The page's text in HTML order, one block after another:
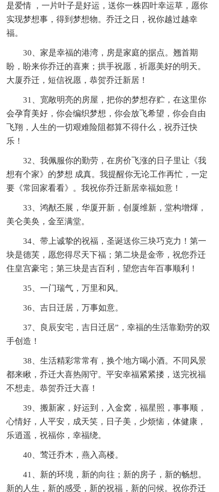
是爱情 ，一片叶子是好运，送你一株四叶幸运草，愿你
实现梦想事，得到梦想物。乔迁之日，祝你越过越幸
福。
30、家是幸福的港湾，房是家庭的据点。翘首期
盼，盼来你乔迁的喜柬；拱手祝愿，祈愿美好的明天。
大厦乔迁，短信祝愿，恭贺乔迁新居！
31、宽敞明亮的房屋，把你的梦想存贮，在这里你
会孕育美好，你会编织梦想，你会放飞希望，你会自由
飞翔，人生的一切艰难险阻都算不得什么，祝乔迁快
乐！
32、我佩服你的勤劳，在房价飞涨的日子里让《我
想有个家》的梦想 成真。我提醒你无论工作再忙，一定
要《常回家看看》。我祝你乔迁新居幸福如意！
33、鸿猷丕展，华厦开新，创厦维新，堂构增煇，
美仑美奂，金至满堂。
34、带上诚挚的祝福，圣诞送你三块巧克力！第一
块是德芙，愿您得尽天下福；第二块是金帝，祝您乔迁
住皇宫豪宅；第三块是吉百利，望您吉年百事顺利！
35、一门瑞气，万里和风。
36、吉日迁居，万事如意。
37、良辰安宅，吉日迁居”，幸福的生活靠勤劳的双
手创造！
38、生活精彩常常有，换个地方喝小酒。不同风景
都来瞅，乔迁大喜热闹守。平安幸福紧紧搂，送完祝福
不想走。恭贺乔迁大喜！
39、搬新家，好运到，入金窝，福星照，事事顺，
心情好，人平安，成天笑，日子美，少烦恼，体健康，
乐逍遥，祝福你，幸福绕。
40、莺迁乔木，燕入高楼。
41、新的环境，新的向往；新的房子，新的畅想。
新的人生，新的感受，新的祝福，新的问候。祝你乔迁